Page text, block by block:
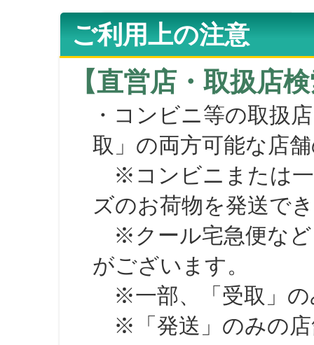
ご利用上の注意
【直営店・取扱店
・コンビニ等の取扱
取」の両方可能な店
※コンビニまたは一
ズのお荷物を発送で
※クール宅急便など
がございます。
※一部、「受取」の
※「発送」のみの店